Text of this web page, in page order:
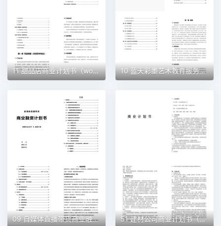
11 甜品店商业计划书（word+ppt配套）创业计划书word模板 10 蓝天彩墨艺术教育服务平台商业计划书（word+ppt配套）创业计划书word模板
09 自媒体直播带货商业融资计划书（word+ppt配套）创业计划书word模板 51 建材公司商业计划书（word+ppt配套）创业计划书word模板